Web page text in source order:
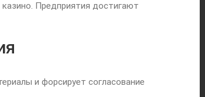
Предприятия достигают
и форсирует согласование